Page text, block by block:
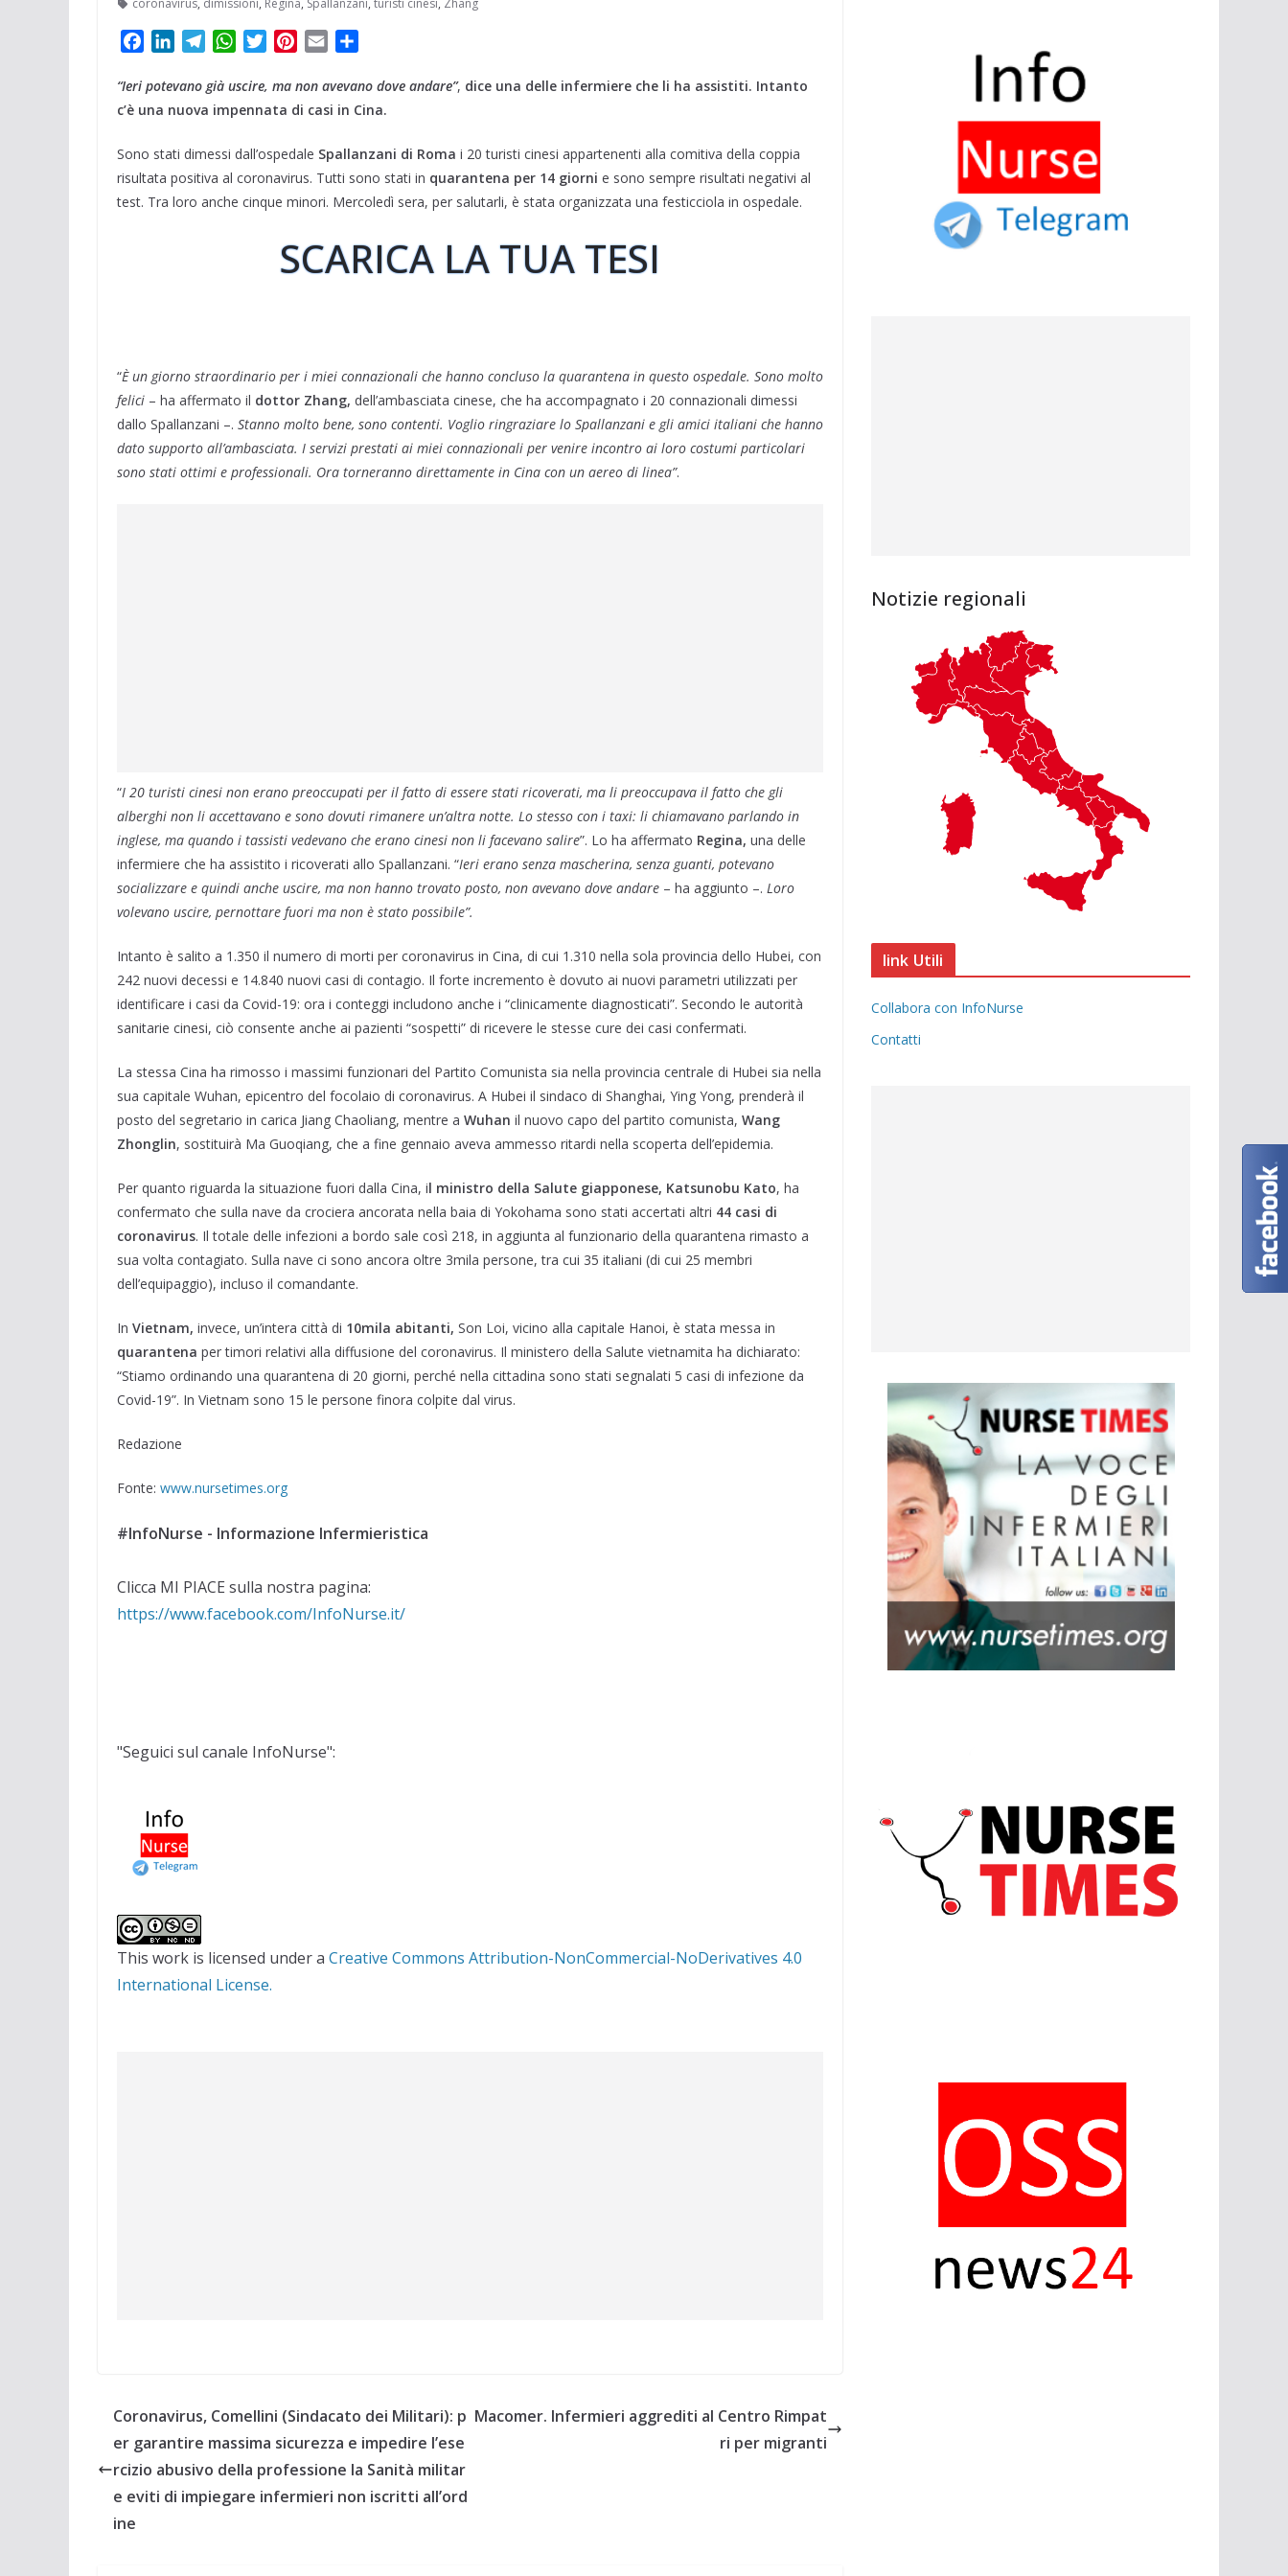
coronavirus, dimissioni, Regina, Spallanzani, turisti cinesi, Zhang
c
e
o
o
k
n
k
d
I
n
l
e
r
a
m
W
a
t
A
p
p
i
t
e
r
n
t
r
e
s
a
i
n
d
v
i
d
“Ieri potevano già uscire, ma non avevano dove andare”, dice una delle infermiere che li ha assistiti. Intanto
c’è una nuova impennata di casi in Cina.
Sono stati dimessi dall’ospedale Spallanzani di Roma i 20 turisti cinesi appartenenti alla comitiva della coppia
risultata positiva al coronavirus. Tutti sono stati in quarantena per 14 giorni e sono sempre risultati negativi al
test. Tra loro anche cinque minori. Mercoledì sera, per salutarli, è stata organizzata una festicciola in ospedale.
SCARICA LA TUA TESI
“È un giorno straordinario per i miei connazionali che hanno concluso la quarantena in questo ospedale. Sono molto
felici – ha affermato il dottor Zhang, dell’ambasciata cinese, che ha accompagnato i 20 connazionali dimessi
dallo Spallanzani –. Stanno molto bene, sono contenti. Voglio ringraziare lo Spallanzani e gli amici italiani che hanno
dato supporto all’ambasciata. I servizi prestati ai miei connazionali per venire incontro ai loro costumi particolari
sono stati ottimi e professionali. Ora torneranno direttamente in Cina con un aereo di linea”.
“I 20 turisti cinesi non erano preoccupati per il fatto di essere stati ricoverati, ma li preoccupava il fatto che gli
alberghi non li accettavano e sono dovuti rimanere un’altra notte. Lo stesso con i taxi: li chiamavano parlando in
inglese, ma quando i tassisti vedevano che erano cinesi non li facevano salire”. Lo ha affermato Regina, una delle
infermiere che ha assistito i ricoverati allo Spallanzani. “Ieri erano senza mascherina, senza guanti, potevano
socializzare e quindi anche uscire, ma non hanno trovato posto, non avevano dove andare – ha aggiunto –. Loro
volevano uscire, pernottare fuori ma non è stato possibile”.
Intanto è salito a 1.350 il numero di morti per coronavirus in Cina, di cui 1.310 nella sola provincia dello Hubei, con
242 nuovi decessi e 14.840 nuovi casi di contagio. Il forte incremento è dovuto ai nuovi parametri utilizzati per
identificare i casi da Covid-19: ora i conteggi includono anche i “clinicamente diagnosticati”. Secondo le autorità
sanitarie cinesi, ciò consente anche ai pazienti “sospetti” di ricevere le stesse cure dei casi confermati.
La stessa Cina ha rimosso i massimi funzionari del Partito Comunista sia nella provincia centrale di Hubei sia nella
sua capitale Wuhan, epicentro del focolaio di coronavirus. A Hubei il sindaco di Shanghai, Ying Yong, prenderà il
posto del segretario in carica Jiang Chaoliang, mentre a Wuhan il nuovo capo del partito comunista, Wang
Zhonglin, sostituirà Ma Guoqiang, che a fine gennaio aveva ammesso ritardi nella scoperta dell’epidemia.
Per quanto riguarda la situazione fuori dalla Cina, il ministro della Salute giapponese, Katsunobu Kato, ha
confermato che sulla nave da crociera ancorata nella baia di Yokohama sono stati accertati altri 44 casi di
coronavirus. Il totale delle infezioni a bordo sale così 218, in aggiunta al funzionario della quarantena rimasto a
sua volta contagiato. Sulla nave ci sono ancora oltre 3mila persone, tra cui 35 italiani (di cui 25 membri
dell’equipaggio), incluso il comandante.
In Vietnam, invece, un’intera città di 10mila abitanti, Son Loi, vicino alla capitale Hanoi, è stata messa in
quarantena per timori relativi alla diffusione del coronavirus. Il ministero della Salute vietnamita ha dichiarato:
“Stiamo ordinando una quarantena di 20 giorni, perché nella cittadina sono stati segnalati 5 casi di infezione da
Covid-19”. In Vietnam sono 15 le persone finora colpite dal virus.
Redazione
Fonte: www.nursetimes.org
#InfoNurse - Informazione Infermieristica
Clicca MI PIACE sulla nostra pagina:
https://www.facebook.com/InfoNurse.it/
"Seguici sul canale InfoNurse":
This work is licensed under a Creative Commons Attribution-NonCommercial-NoDerivatives 4.0
International License.
Coronavirus, Comellini (Sindacato dei Militari): p
er garantire massima sicurezza e impedire l’ese
rcizio abusivo della professione la Sanità militar
e eviti di impiegare infermieri non iscritti all’ord
ine
Macomer. Infermieri aggrediti al Centro Rimpat
ri per migranti
Notizie regionali
link Utili
Collabora con InfoNurse
Contatti